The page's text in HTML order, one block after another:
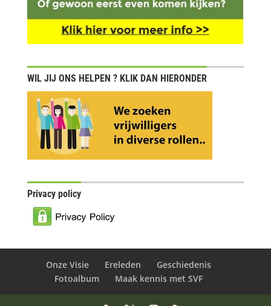
WIL JIJ ONS HELPEN ? KLIK DAN HIERONDER
Privacy policy
Onze Visie Ereleden
Geschiedenis
Fotoalbum
Maak kennis met SVF